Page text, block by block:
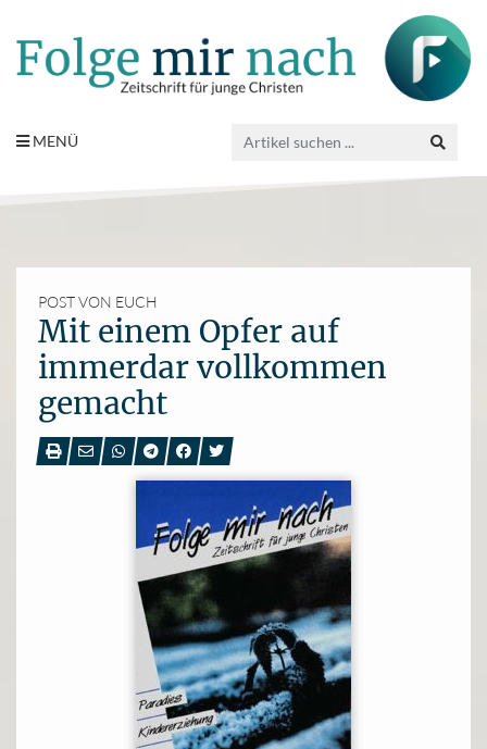
MENÜ
POST VON EUCH
Mit einem Opfer auf
immerdar vollkommen
gemacht